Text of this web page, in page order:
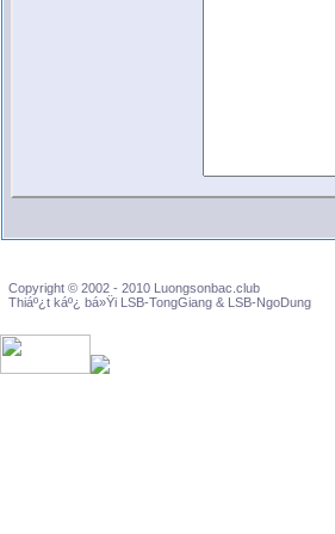
Copyright © 2002 - 2010 Luongsonbac.club
Thiáº¿t káº¿ bá»Ÿi LSB-TongGiang & LSB-NgoDung